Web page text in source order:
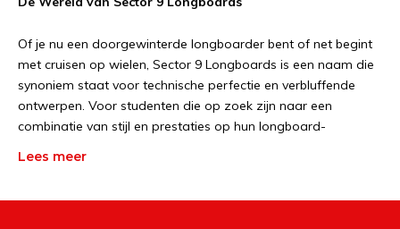
Of je nu een doorgewinterde longboarder bent of net begint
met cruisen op wielen, Sector 9 Longboards is een naam die
synoniem staat voor technische perfectie en verbluffende
ontwerpen. Voor studenten die op zoek zijn naar een
combinatie van stijl en prestaties op hun longboard-
Lees meer